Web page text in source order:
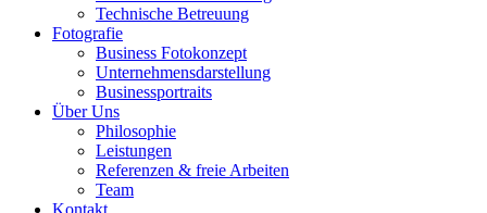
Technische Betreuung
Fotografie
Business Fotokonzept
Unternehmensdarstellung
Businessportraits
Über Uns
Philosophie
Leistungen
Referenzen & freie Arbeiten
Team
Kontakt